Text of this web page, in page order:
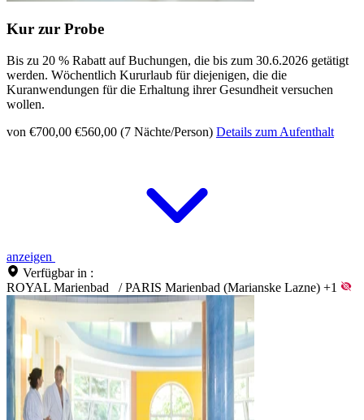
Kur zur Probe
Bis zu 20 % Rabatt auf Buchungen, die bis zum 30.6.2026 getätigt
werden. Wöchentlich Kururlaub für diejenigen, die die
Kuranwendungen für die Erhaltung ihrer Gesundheit versuchen
wollen.
von €700,00 €560,00 (7 Nächte/Person) Details zum Aufenthalt
anzeigen
Verfügbar in :
ROYAL Marienbad
/ PARIS Marienbad (Marianske Lazne) +1